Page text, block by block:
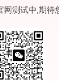
主题营销活
种草。
的共同理念
企业合作的
测试中,期待